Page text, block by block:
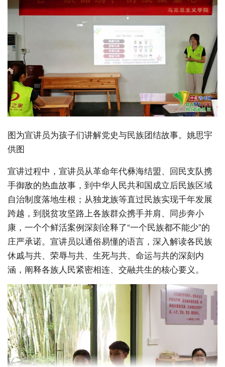
图为宣讲员为孩子们讲解党史与民族团结故事。姚思宇
供图
宣讲过程中，宣讲员从革命年代彝海结盟、回民支队携
手御敌的热血故事，到中华人民共和国成立后民族区域
自治制度落地生根；从独龙族等直过民族实现千年发展
跨越，到脱贫攻坚路上各族群众携手并肩、同步奔小
康，一个个鲜活案例深刻诠释了“一个民族都不能少”的
庄严承诺。宣讲员以通俗易懂的语言，深入解读各民族
休戚与共、荣辱与共、生死与共、命运与共的深刻内
涵，阐释各族人民紧密相连、交融共生的核心要义。